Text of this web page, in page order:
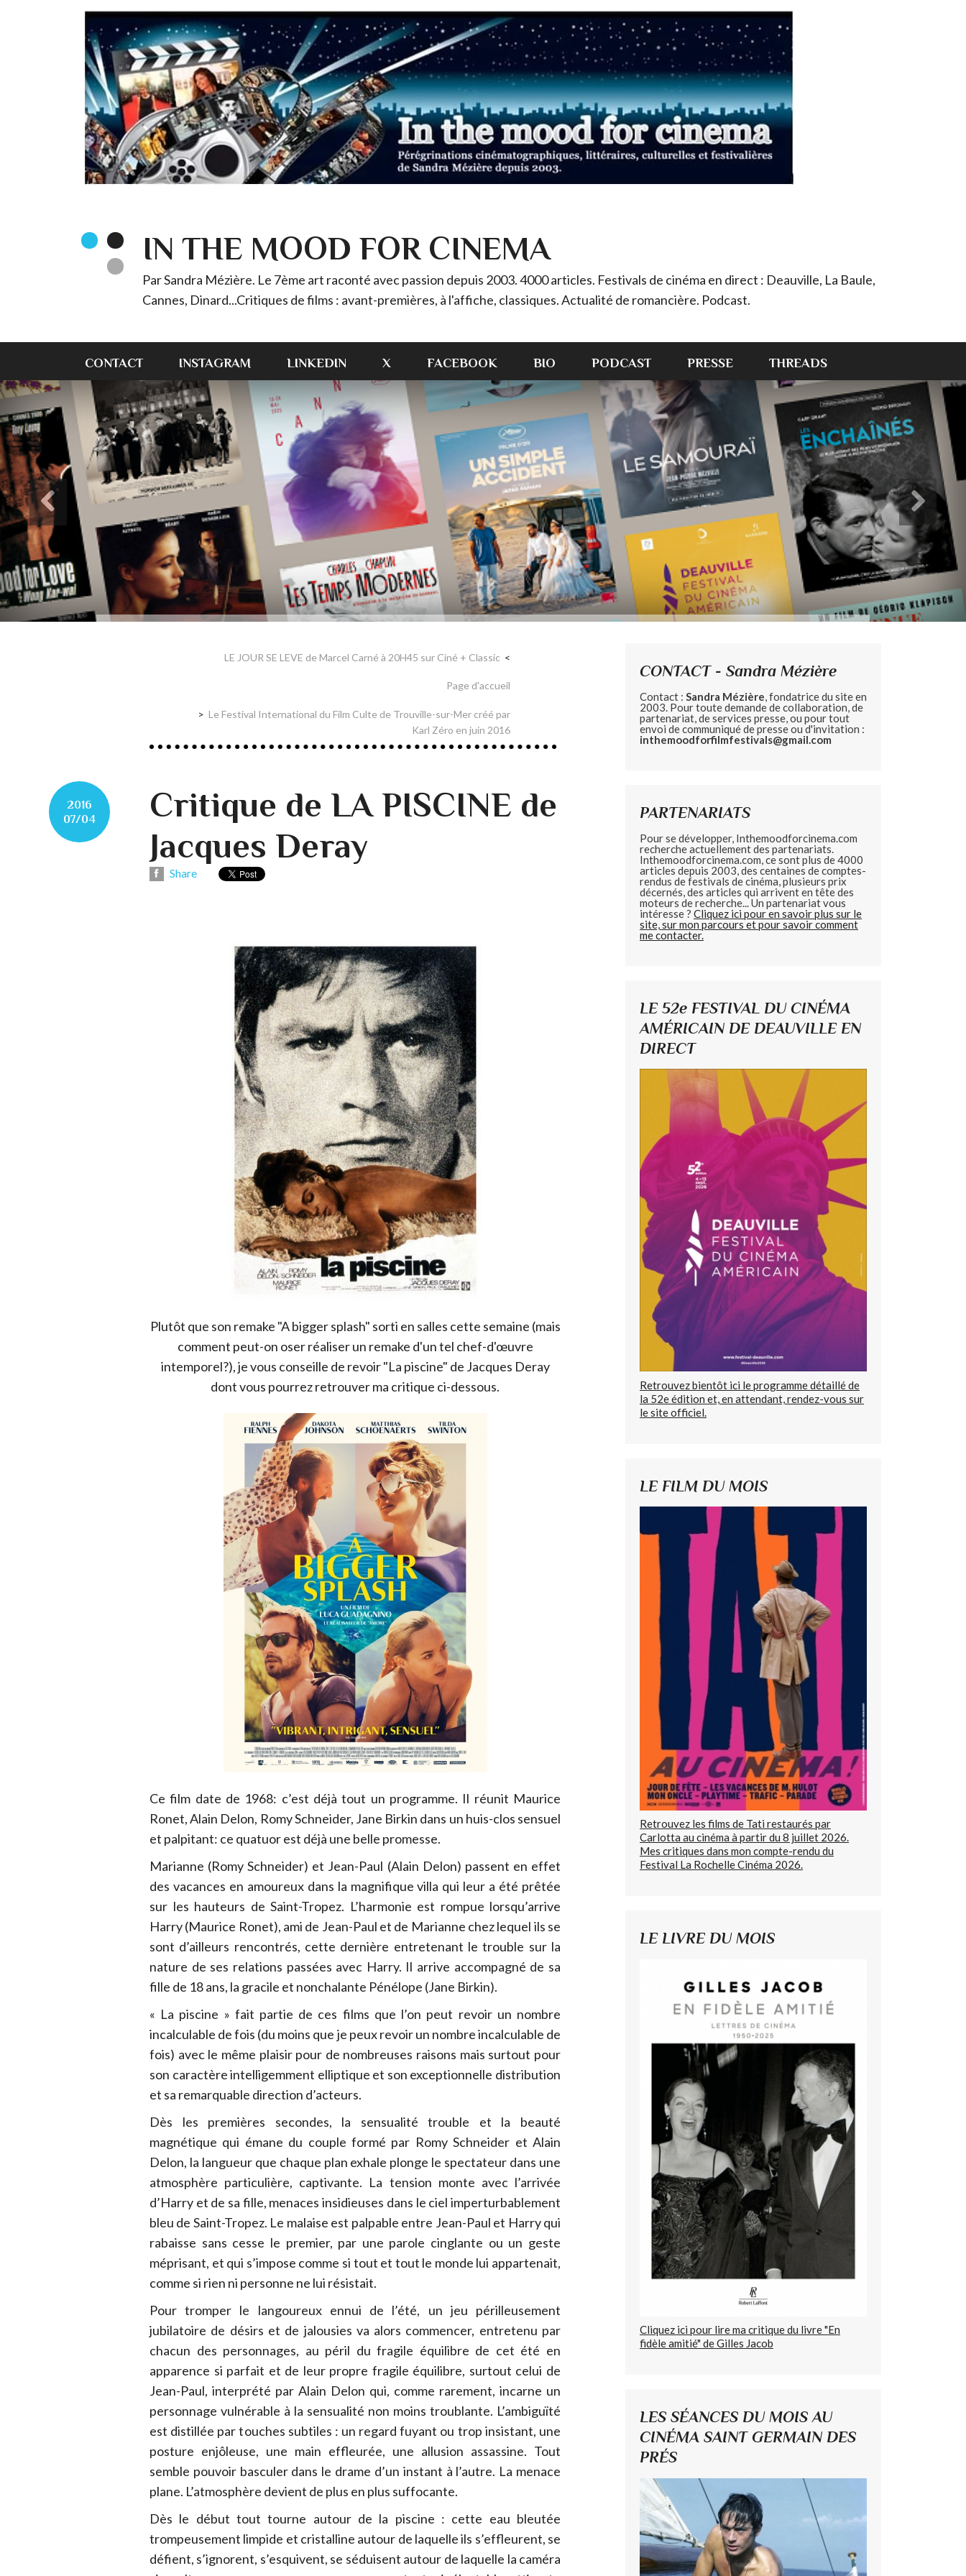
IN THE MOOD FOR CINEMA
Par Sandra Mézière. Le 7ème art raconté avec passion depuis 2003. 4000 articles. Festivals de cinéma en direct : Deauville, La Baule,
Cannes, Dinard...Critiques de films : avant-premières, à l'affiche, classiques. Actualité de romancière. Podcast.
CONTACT INSTAGRAM LINKEDIN X FACEBOOK BIO PODCAST PRESSE THREADS
LE JOUR SE LEVE de Marcel Carné à 20H45 sur Ciné + Classic
Page d'accueil
Le Festival International du Film Culte de Trouville-sur-Mer créé par
Karl Zéro en juin 2016
2016
07/04
Critique de LA PISCINE de
Jacques Deray
Share
Plutôt que son remake "A bigger splash" sorti en salles cette semaine (mais
comment peut-on oser réaliser un remake d'un tel chef-d'œuvre
intemporel?), je vous conseille de revoir "La piscine" de Jacques Deray
dont vous pourrez retrouver ma critique ci-dessous.
Ce film date de 1968: c’est déjà tout un programme. Il réunit Maurice
Ronet, Alain Delon, Romy Schneider, Jane Birkin dans un huis-clos sensuel
et palpitant: ce quatuor est déjà une belle promesse.
Marianne (Romy Schneider) et Jean-Paul (Alain Delon) passent en effet
des vacances en amoureux dans la magnifique villa qui leur a été prêtée
sur les hauteurs de Saint-Tropez. L’harmonie est rompue lorsqu’arrive
Harry (Maurice Ronet), ami de Jean-Paul et de Marianne chez lequel ils se
sont d’ailleurs rencontrés, cette dernière entretenant le trouble sur la
nature de ses relations passées avec Harry. Il arrive accompagné de sa
fille de 18 ans, la gracile et nonchalante Pénélope (Jane Birkin).
« La piscine » fait partie de ces films que l’on peut revoir un nombre
incalculable de fois (du moins que je peux revoir un nombre incalculable de
fois) avec le même plaisir pour de nombreuses raisons mais surtout pour
son caractère intelligemment elliptique et son exceptionnelle distribution
et sa remarquable direction d’acteurs.
Dès les premières secondes, la sensualité trouble et la beauté
magnétique qui émane du couple formé par Romy Schneider et Alain
Delon, la langueur que chaque plan exhale plonge le spectateur dans une
atmosphère particulière, captivante. La tension monte avec l’arrivée
d’Harry et de sa fille, menaces insidieuses dans le ciel imperturbablement
bleu de Saint-Tropez. Le malaise est palpable entre Jean-Paul et Harry qui
rabaisse sans cesse le premier, par une parole cinglante ou un geste
méprisant, et qui s’impose comme si tout et tout le monde lui appartenait,
comme si rien ni personne ne lui résistait.
Pour tromper le langoureux ennui de l’été, un jeu périlleusement
jubilatoire de désirs et de jalousies va alors commencer, entretenu par
chacun des personnages, au péril du fragile équilibre de cet été en
apparence si parfait et de leur propre fragile équilibre, surtout celui de
Jean-Paul, interprété par Alain Delon qui, comme rarement, incarne un
personnage vulnérable à la sensualité non moins troublante. L’ambiguïté
est distillée par touches subtiles : un regard fuyant ou trop insistant, une
posture enjôleuse, une main effleurée, une allusion assassine. Tout
semble pouvoir basculer dans le drame d’un instant à l’autre. La menace
plane. L’atmosphère devient de plus en plus suffocante.
Dès le début tout tourne autour de la piscine : cette eau bleutée
trompeusement limpide et cristalline autour de laquelle ils s’effleurent, se
défient, s’ignorent, s’esquivent, se séduisent autour de laquelle la caméra
CONTACT - Sandra Mézière
Contact : Sandra Mézière, fondatrice du site en
2003. Pour toute demande de collaboration, de
partenariat, de services presse, ou pour tout
envoi de communiqué de presse ou d'invitation :
inthemoodforfilmfestivals@gmail.com
PARTENARIATS
Pour se développer, Inthemoodforcinema.com
recherche actuellement des partenariats.
Inthemoodforcinema.com, ce sont plus de 4000
articles depuis 2003, des centaines de comptes-
rendus de festivals de cinéma, plusieurs prix
décernés, des articles qui arrivent en tête des
moteurs de recherche... Un partenariat vous
intéresse ? Cliquez ici pour en savoir plus sur le
site, sur mon parcours et pour savoir comment
me contacter.
LE 52e FESTIVAL DU CINÉMA
AMÉRICAIN DE DEAUVILLE EN
DIRECT
Retrouvez bientôt ici le programme détaillé de
la 52e édition et, en attendant, rendez-vous sur
le site officiel.
LE FILM DU MOIS
Retrouvez les films de Tati restaurés par
Carlotta au cinéma à partir du 8 juillet 2026.
Mes critiques dans mon compte-rendu du
Festival La Rochelle Cinéma 2026.
LE LIVRE DU MOIS
Cliquez ici pour lire ma critique du livre "En
fidèle amitié" de Gilles Jacob
LES SÉANCES DU MOIS AU
CINÉMA SAINT GERMAIN DES
PRÉS